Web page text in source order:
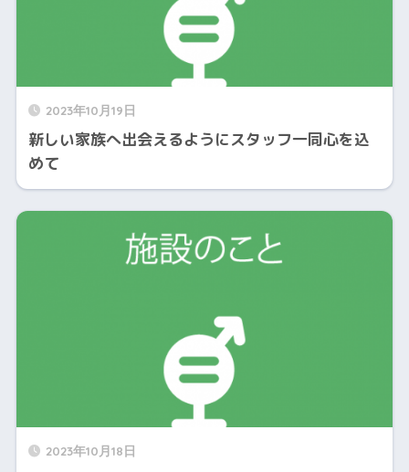
2023年10月19日
新しい家族へ出会えるようにスタッフ一同心を込
めて
2023年10月18日